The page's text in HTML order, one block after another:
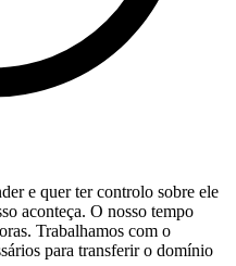
e quer ter controlo sobre ele
aconteça. O nosso tempo
Trabalhamos com o
para transferir o domínio